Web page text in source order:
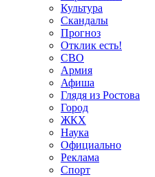
Культура
Скандалы
Прогноз
Отклик есть!
СВО
Армия
Афиша
Глядя из Ростова
Город
ЖКХ
Наука
Официально
Реклама
Спорт